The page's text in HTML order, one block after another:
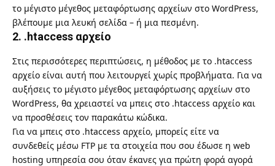
το μέγιστο μέγεθος μεταφόρτωσης αρχείων στο WordPress,
βλέπουμε μια λευκή σελίδα – ή μια πεσμένη.
2. .htaccess αρχείο
Στις περισσότερες περιπτώσεις, η μέθοδος με το .htaccess
αρχείο είναι αυτή που λειτουργεί χωρίς προβλήματα. Για να
αυξήσεις το μέγιστο μέγεθος μεταφόρτωσης αρχείων στο
WordPress, θα χρειαστεί να μπεις στο .htaccess αρχείο και
να προσθέσεις τον παρακάτω κώδικα.
Για να μπεις στο .htaccess αρχείο, μπορείς είτε να
συνδεθείς μέσω FTP με τα στοιχεία που σου έδωσε η web
hosting υπηρεσία σου όταν έκανες για πρώτη φορά αγορά